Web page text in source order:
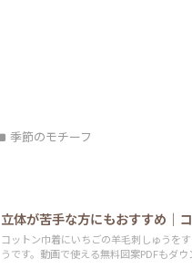
季節のモチーフ
立体が苦手な方にもおすすめ｜
コットン巾着にいちごの羊毛刺しゅうを
うです。動画で使える無料図案PDFもダウ